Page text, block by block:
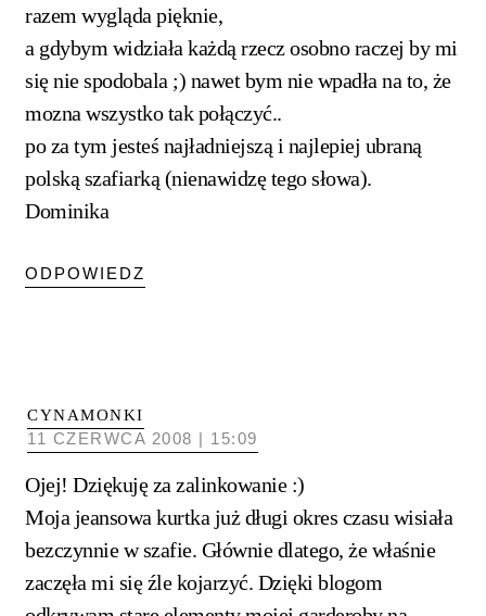
razem wygląda pięknie,
a gdybym widziała każdą rzecz osobno raczej by mi
się nie spodobala ;) nawet bym nie wpadła na to, że
mozna wszystko tak połączyć..
po za tym jesteś najładniejszą i najlepiej ubraną
polską szafiarką (nienawidzę tego słowa).
Dominika
ODPOWIEDZ
CYNAMONKI
11 CZERWCA 2008 | 15:09
Ojej! Dziękuję za zalinkowanie :)
Moja jeansowa kurtka już długi okres czasu wisiała
bezczynnie w szafie. Głównie dlatego, że właśnie
zaczęła mi się źle kojarzyć. Dzięki blogom